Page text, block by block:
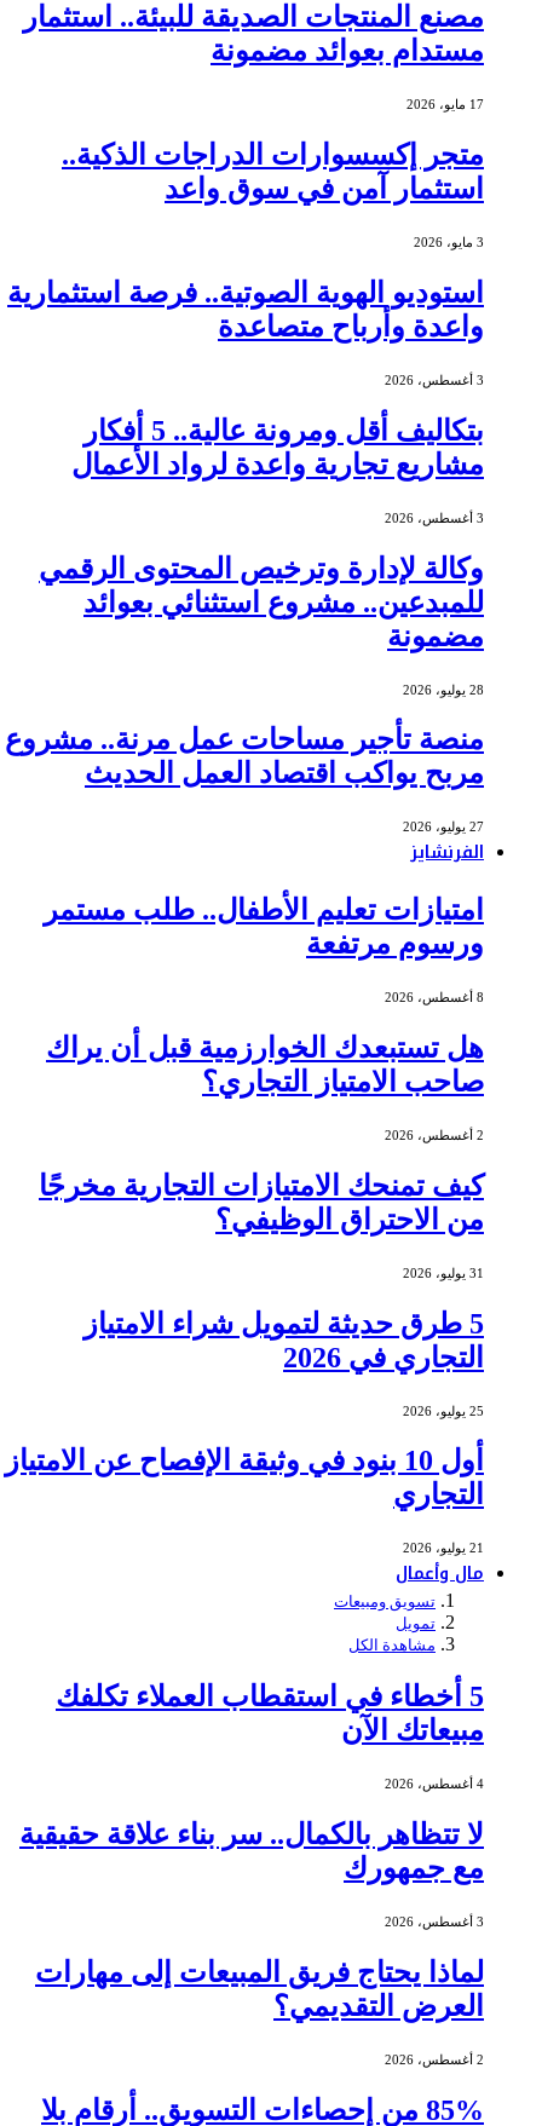
مصنع المنتجات الصديقة للبيئة.. استثمار
مستدام بعوائد مضمونة
17 مايو، 2026
متجر إكسسوارات الدراجات الذكية..
استثمار آمن في سوق واعد
3 مايو، 2026
استوديو الهوية الصوتية.. فرصة استثمارية
واعدة وأرباح متصاعدة
3 أغسطس، 2026
بتكاليف أقل ومرونة عالية.. 5 أفكار
مشاريع تجارية واعدة لرواد الأعمال
3 أغسطس، 2026
وكالة لإدارة وترخيص المحتوى الرقمي
للمبدعين.. مشروع استثنائي بعوائد
مضمونة
28 يوليو، 2026
منصة تأجير مساحات عمل مرنة.. مشروع
مربح يواكب اقتصاد العمل الحديث
27 يوليو، 2026
الفرنشايز
امتيازات تعليم الأطفال.. طلب مستمر
ورسوم مرتفعة
8 أغسطس، 2026
هل تستبعدك الخوارزمية قبل أن يراك
صاحب الامتياز التجاري؟
2 أغسطس، 2026
كيف تمنحك الامتيازات التجارية مخرجًا
من الاحتراق الوظيفي؟
31 يوليو، 2026
5 طرق حديثة لتمويل شراء الامتياز
التجاري في 2026
25 يوليو، 2026
أول 10 بنود في وثيقة الإفصاح عن الامتياز
التجاري
21 يوليو، 2026
مال وأعمال
تسويق ومبيعات
تمويل
مشاهدة الكل
5 أخطاء في استقطاب العملاء تكلفك
مبيعاتك الآن
4 أغسطس، 2026
لا تتظاهر بالكمال.. سر بناء علاقة حقيقية
مع جمهورك
3 أغسطس، 2026
لماذا يحتاج فريق المبيعات إلى مهارات
العرض التقديمي؟
2 أغسطس، 2026
85% من إحصاءات التسويق.. أرقام بلا